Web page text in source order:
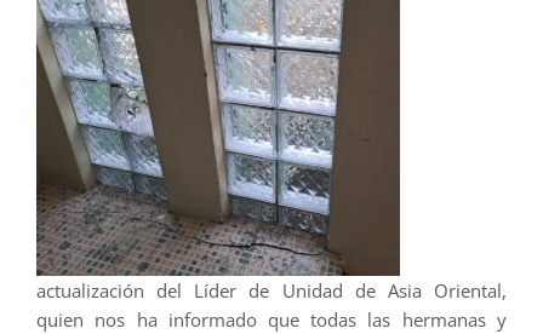
actualización del Líder de Unidad de Asia Oriental,
quien nos ha informado que todas las hermanas y